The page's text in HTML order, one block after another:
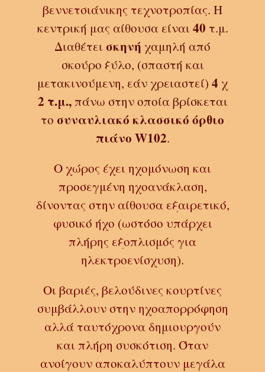
βεννετσιάνικης τεχνοτροπίας. Η
κεντρική μας αίθουσα είναι 40 τ.μ.
Διαθέτει σκηνή χαμηλή από
σκούρο ξύλο, (σπαστή και
μετακινούμενη, εάν χρειαστεί) 4 χ
2 τ.μ., πάνω στην οποία βρίσκεται
το συναυλιακό κλασσικό όρθιο
πιάνο W102.
Ο χώρος έχει ηχομόνωση και
προσεγμένη ηχοανάκλαση,
δίνοντας στην αίθουσα εξαιρετικό,
φυσικό ήχο (ωστόσο υπάρχει
πλήρης εξοπλισμός για
ηλεκτροενίσχυση).
Οι βαριές, βελούδινες κουρτίνες
συμβάλλουν στηνηχοαπορρόφηση
αλλά ταυτόχρονα δημιουργούν
και πλήρη συσκότιση. Όταν
ανοίγουν αποκαλύπτουν μεγάλα